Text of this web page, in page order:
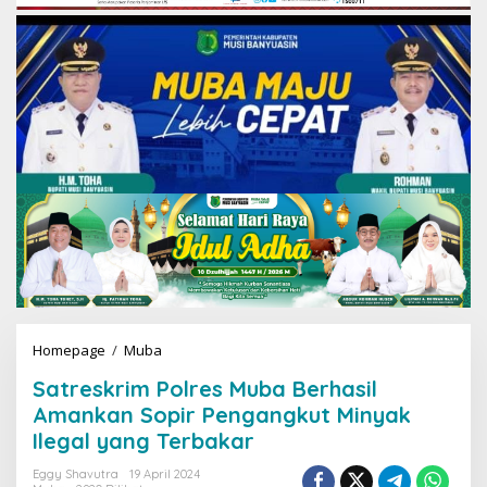
Homepage / Muba
t
r
e
s
k
Satreskrim Polres Muba Berhasil
Amankan Sopir Pengangkut Minyak
Ilegal yang Terbakar
Eggy Shavutra
19 April 2024